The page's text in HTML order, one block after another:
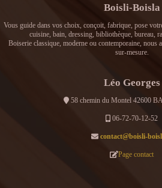
Boisli-Boisla
Vous guide dans vos choix, conçoit, fabrique, pose
cuisine, bain, dressing, bibliothèque, bureau,
Boiserie classique, moderne ou contemporaine, nous
sur-mesure.
Léo Georges
58 chemin du Montel 42600
06-72-70-12-52
contact@boisli-
Page contact